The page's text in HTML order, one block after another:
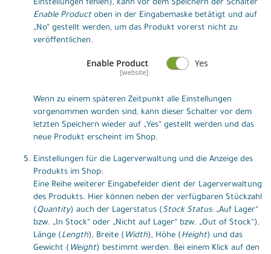
Einstellungen fehlen), kann vor dem Speichern der Schalter
Enable Productoben in der Eingabemaske betätigt und auf
„No“ gestellt werden, um das Produkt vorerst nicht zu
veröffentlichen.
Wenn zu einem späteren Zeitpunkt alle Einstellungen
vorgenommen worden sind, kann dieser Schalter vor dem
letzten Speichern wieder auf „Yes“ gestellt werden und das
neue Produkt erscheint im Shop.
Einstellungen für die Lagerverwaltung und die Anzeige des
Produkts im Shop:
Eine Reihe weiterer Eingabefelder dient der Lagerverwaltung
des Produkts. Hier können neben der verfügbaren Stückzahl
( Quantity) auch der Lagerstatus ( Stock Status: „Auf Lager“
bzw. „In Stock“ oder „Nicht auf Lager“ bzw. „Out of Stock“),
Länge ( Length), Breite ( Width), Höhe ( Height) und das
Gewicht ( Weight) bestimmt werden. Bei einem Klick auf den